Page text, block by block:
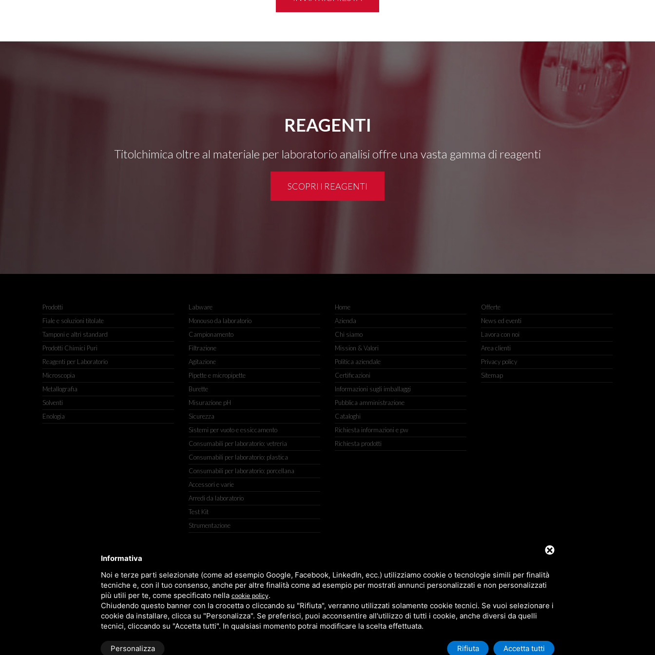
REAGENTI
Titolchimica oltre al materiale per laboratorio analisi offre una vasta gamma di reagenti
SCOPRI I REAGENTI
Informativa
Noi e terze parti selezionate (come ad esempio Google, Facebook, LinkedIn, ecc.) utilizziamo cookie o tecnologie simili per finalità
tecniche e, con il tuo consenso, anche per altre finalità come ad esempio per mostrati annunci personalizzati e non personalizzati
più utili per te, come specificato nella cookie policy.
Chiudendo questo banner con la crocetta o cliccando su "Rifiuta", verranno utilizzati solamente cookie tecnici. Se vuoi selezionare i
cookie da installare, clicca su "Personalizza". Se preferisci, puoi acconsentire all'utilizzo di tutti i cookie, anche diversi da quelli
tecnici, cliccando su "Accetta tutti". In qualsiasi momento potrai modificare la scelta effettuata.
Personalizza Rifiuta Accetta tutti
Prodotti
Fiale e soluzioni titolate
Tamponi e altri standard
Prodotti Chimici Puri
Reagenti per Laboratorio
Microscopia
Metallografia
Solventi
Enologia
Labware
Monouso da laboratorio
Campionamento
Filtrazione
Agitazione
Pipette e micropipette
Burette
Misurazione pH
Sicurezza
Sistemi per vuoto e essiccamento
Consumabili per laboratorio: vetreria
Consumabili per laboratorio: plastica
Consumabili per laboratorio: porcellana
Accessori e varie
Arredi da laboratorio
Test Kit
Strumentazione
Home
Azienda
Chi siamo
Mission & Valori
Politica aziendale
Certificazioni
Informazioni sugli imballaggi
Pubblica amministrazione
Cataloghi
Richiesta informazioni e pw
Richiesta prodotti
Offerte
News ed eventi
Lavora con noi
Area clienti
Privacy policy
Sitemap
TITOLCHIMICA SPA - VIA DELL'ARTIGIANATO, 2 (MACROAREA) 45030 VILLAMARZANA (RO) ITALY, TEL +39 0425 492644. P.I. 00748970290